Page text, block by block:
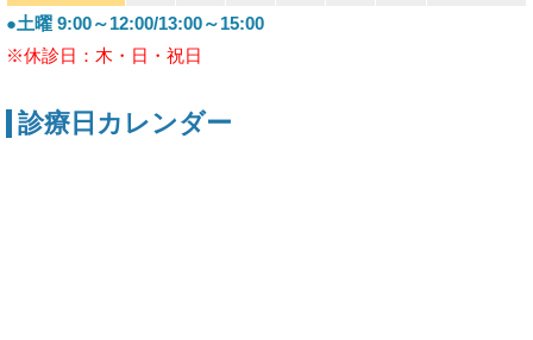
●土曜 9:00～12:00/13:00～15:00
※休診日：木・日・祝日
診療日カレンダー